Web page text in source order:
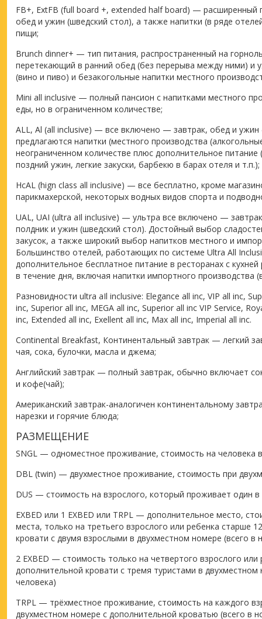
FB+, ExtFB (full board +, extended half board) —
обед и ужин (шведский стол), а также напитки (в ряде
пищи;
Brunch dinner+ — тип питания, распространенный на
перетекающий в ранний обед (без перерыва между ними) и
(вино и пиво) и безакогольные напитки местного
Mini all inclusive — полный пансион с напитками местного
еды, но в ограниченном количестве;
ALL, Al (all inclusive) — все включено — завтрак, обед и ужин
предлагаются напитки (местного производства
неограниченном количестве плюс дополнительное питание
поздний ужин, легкие закуски, барбекю в барах отеля и т.п.);
HсAL (hign class all inclusive) — все бесплатно, кроме
парикмахерской, некоторых водных видов спорта и
UAL, UAI (ultra aIl inclusive) — ультра все включено —
полдник и ужин (шведский стол). Достойный выбор
закусок, а также широкий выбор напитков местного и
Большинство отелей, работающих по системе Ultra All
дополнительное бесплатное питание в ресторанах с
в течение дня, включая напитки импортного производства
Разновидности ultra aIl inclusive: Elegance all inc, VIP all inc,
inc, Superior all inc, MEGA all inc, Superior all inc VIP Service,
inc, Extended all inc, Exellent all inc, Max all inc, Imperial all inc.
Continental Breakfast, Континентальный завтрак — легкий
чая, сока, булочки, масла и джема;
Английский завтрак — полный завтрак, обычно включает
и кофе(чай);
Американский завтрак-аналогичен континентальному
нарезки и горячие блюда;
РАЗМЕЩЕНИЕ
SNGL — одноместное проживание, стоимость на человека
DBL (twin) — двухместное проживание, стоимость при
DUS — стоимость на взрослого, который проживает один
EXBED или 1 EXBED или TRPL — дополнительное место,
места, только на третьего взрослого или ребенка старше
кровати с двумя взрослыми в двухместном номере (всего в
2 EXBED — стоимость только на четвертого взрослого
дополнительной кровати с тремя туристами в
человека)
TRPL — трёхместное проживание, стоимость на каждого
двухместном номере с дополнительной кроватью (всего в